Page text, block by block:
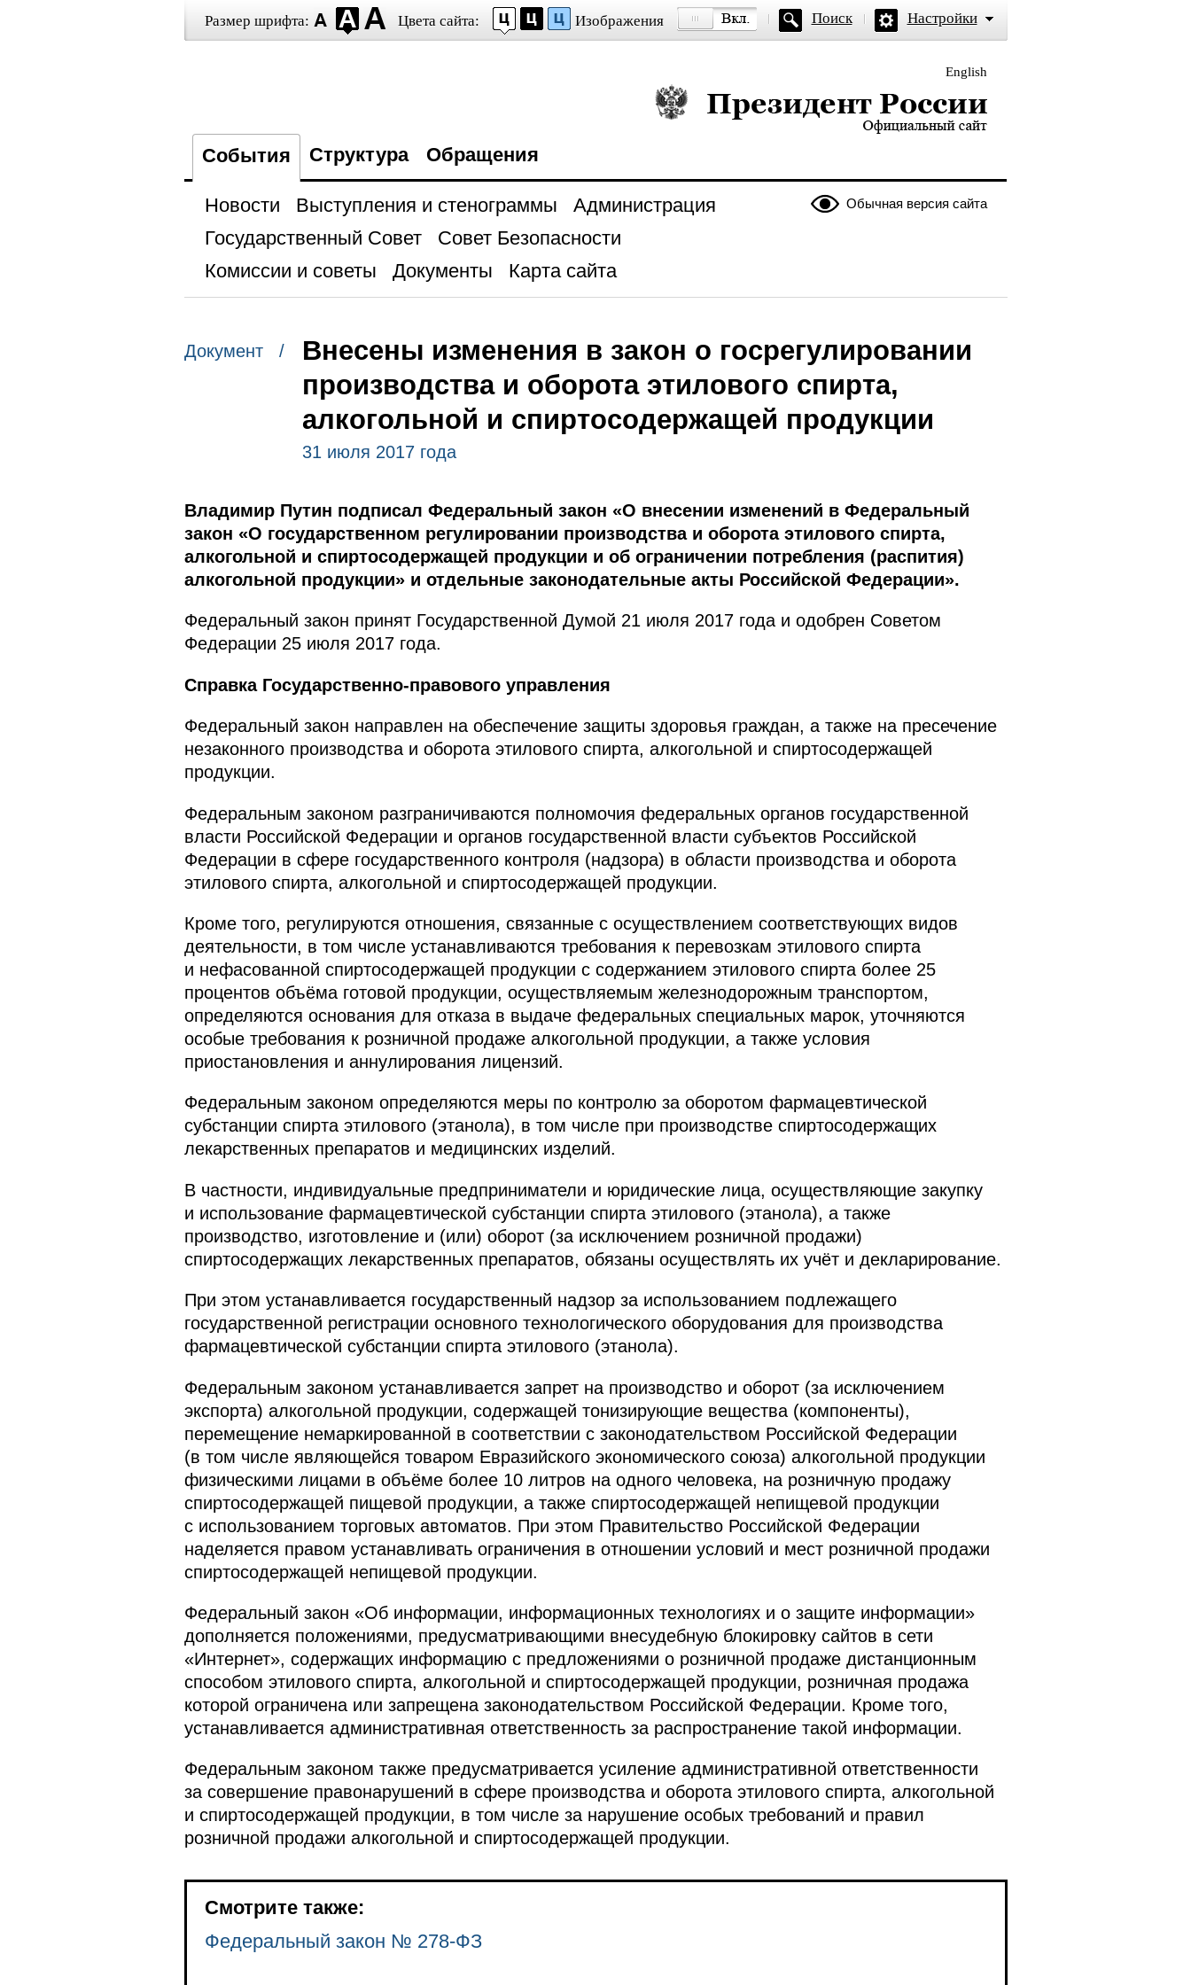
Размер шрифта: Цвета сайта: Изображения Поиск Настройки
English
Президент России — официальный сайт
События Структура Обращения
Обычная версия сайта
Новости Выступления и стенограммы
Администрация
Государственный Совет
Совет Безопасности
Комиссии и советы
Документы Карта сайта
Документ /
Внесены изменения в закон о госрегулировании
производства и оборота этилового спирта,
алкогольной и спиртосодержащей продукции
31 июля 2017 года
Владимир Путин подписал Федеральный закон «О внесении изменений в Федеральный
закон «О государственном регулировании производства и оборота этилового спирта,
алкогольной и спиртосодержащей продукции и об ограничении потребления (распития)
алкогольной продукции» и отдельные законодательные акты Российской Федерации».
Федеральный закон принят Государственной Думой 21 июля 2017 года и одобрен Советом
Федерации 25 июля 2017 года.
Справка Государственно-правового управления
Федеральный закон направлен на обеспечение защиты здоровья граждан, а также на пресечение
незаконного производства и оборота этилового спирта, алкогольной и спиртосодержащей
продукции.
Федеральным законом разграничиваются полномочия федеральных органов государственной
власти Российской Федерации и органов государственной власти субъектов Российской
Федерации в сфере государственного контроля (надзора) в области производства и оборота
этилового спирта, алкогольной и спиртосодержащей продукции.
Кроме того, регулируются отношения, связанные с осуществлением соответствующих видов
деятельности, в том числе устанавливаются требования к перевозкам этилового спирта
и нефасованной спиртосодержащей продукции с содержанием этилового спирта более 25
процентов объёма готовой продукции, осуществляемым железнодорожным транспортом,
определяются основания для отказа в выдаче федеральных специальных марок, уточняются
особые требования к розничной продаже алкогольной продукции, а также условия
приостановления и аннулирования лицензий.
Федеральным законом определяются меры по контролю за оборотом фармацевтической
субстанции спирта этилового (этанола), в том числе при производстве спиртосодержащих
лекарственных препаратов и медицинских изделий.
В частности, индивидуальные предприниматели и юридические лица, осуществляющие закупку
и использование фармацевтической субстанции спирта этилового (этанола), а также
производство, изготовление и (или) оборот (за исключением розничной продажи)
спиртосодержащих лекарственных препаратов, обязаны осуществлять их учёт и декларирование.
При этом устанавливается государственный надзор за использованием подлежащего
государственной регистрации основного технологического оборудования для производства
фармацевтической субстанции спирта этилового (этанола).
Федеральным законом устанавливается запрет на производство и оборот (за исключением
экспорта) алкогольной продукции, содержащей тонизирующие вещества (компоненты),
перемещение немаркированной в соответствии с законодательством Российской Федерации
(в том числе являющейся товаром Евразийского экономического союза) алкогольной продукции
физическими лицами в объёме более 10 литров на одного человека, на розничную продажу
спиртосодержащей пищевой продукции, а также спиртосодержащей непищевой продукции
с использованием торговых автоматов. При этом Правительство Российской Федерации
наделяется правом устанавливать ограничения в отношении условий и мест розничной продажи
спиртосодержащей непищевой продукции.
Федеральный закон «Об информации, информационных технологиях и о защите информации»
дополняется положениями, предусматривающими внесудебную блокировку сайтов в сети
«Интернет», содержащих информацию с предложениями о розничной продаже дистанционным
способом этилового спирта, алкогольной и спиртосодержащей продукции, розничная продажа
которой ограничена или запрещена законодательством Российской Федерации. Кроме того,
устанавливается административная ответственность за распространение такой информации.
Федеральным законом также предусматривается усиление административной ответственности
за совершение правонарушений в сфере производства и оборота этилового спирта, алкогольной
и спиртосодержащей продукции, в том числе за нарушение особых требований и правил
розничной продажи алкогольной и спиртосодержащей продукции.
Смотрите также:
Федеральный закон № 278-ФЗ